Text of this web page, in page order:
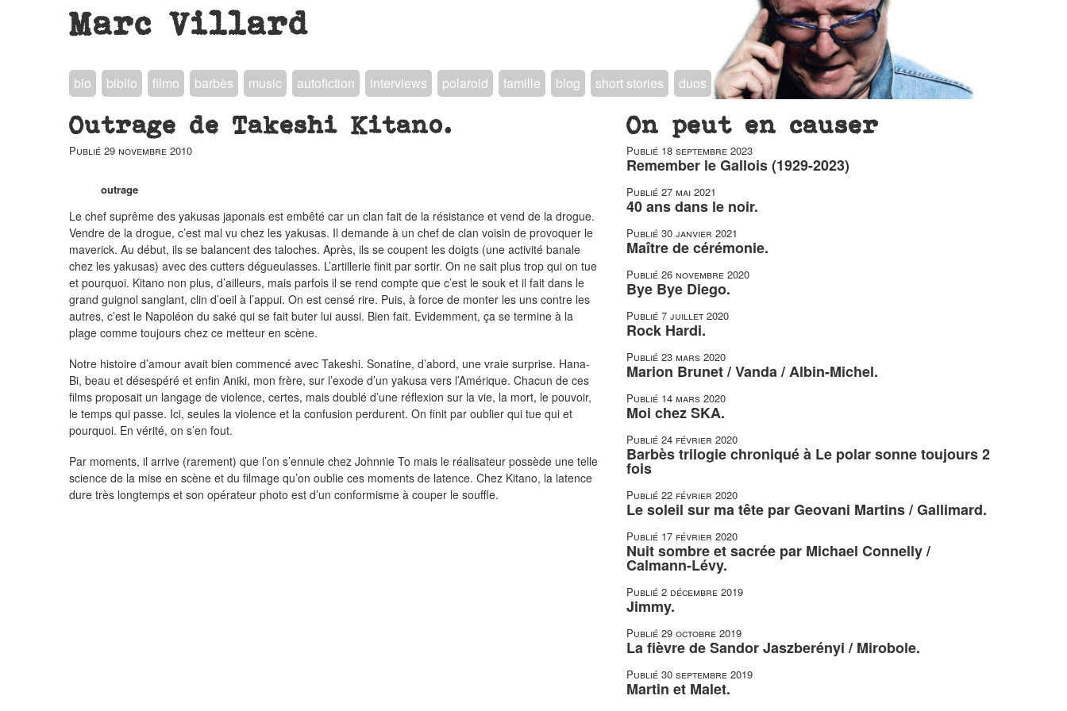
Marc Villard
bio biblio filmo barbès music autofiction interviews polaroid famille blog short stories duos
Outrage de Takeshi Kitano.
Publié 29 novembre 2010
outrage
Le chef suprême des yakusas japonais est embêté car un clan fait de la résistance et vend de la drogue.
Vendre de la drogue, c’est mal vu chez les yakusas. Il demande à un chef de clan voisin de provoquer le
maverick. Au début, ils se balancent des taloches. Après, ils se coupent les doigts (une activité banale
chez les yakusas) avec des cutters dégueulasses. L’artillerie finit par sortir. On ne sait plus trop qui on tue
et pourquoi. Kitano non plus, d’ailleurs, mais parfois il se rend compte que c’est le souk et il fait dans le
grand guignol sanglant, clin d’oeil à l’appui. On est censé rire. Puis, à force de monter les uns contre les
autres, c’est le Napoléon du saké qui se fait buter lui aussi. Bien fait. Evidemment, ça se termine à la
plage comme toujours chez ce metteur en scène.
Notre histoire d’amour avait bien commencé avec Takeshi. Sonatine, d’abord, une vraie surprise. Hana-
Bi, beau et désespéré et enfin Aniki, mon frère, sur l’exode d’un yakusa vers l’Amérique. Chacun de ces
films proposait un langage de violence, certes, mais doublé d’une réflexion sur la vie, la mort, le pouvoir,
le temps qui passe. Ici, seules la violence et la confusion perdurent. On finit par oublier qui tue qui et
pourquoi. En vérité, on s’en fout.
Par moments, il arrive (rarement) que l’on s’ennuie chez Johnnie To mais le réalisateur possède une telle
science de la mise en scène et du filmage qu’on oublie ces moments de latence. Chez Kitano, la latence
dure très longtemps et son opérateur photo est d’un conformisme à couper le souffle.
On peut en causer
Publié 18 septembre 2023
Remember le Gallois (1929-2023)
Publié 27 mai 2021
40 ans dans le noir.
Publié 30 janvier 2021
Maître de cérémonie.
Publié 26 novembre 2020
Bye Bye Diego.
Publié 7 juillet 2020
Rock Hardi.
Publié 23 mars 2020
Marion Brunet / Vanda / Albin-Michel.
Publié 14 mars 2020
Moi chez SKA.
Publié 24 février 2020
Barbès trilogie chroniqué à Le polar sonne toujours 2
fois
Publié 22 février 2020
Le soleil sur ma tête par Geovani Martins / Gallimard.
Publié 17 février 2020
Nuit sombre et sacrée par Michael Connelly /
Calmann-Lévy.
Publié 2 décembre 2019
Jimmy.
Publié 29 octobre 2019
La fièvre de Sandor Jaszberényi / Mirobole.
Publié 30 septembre 2019
Martin et Malet.